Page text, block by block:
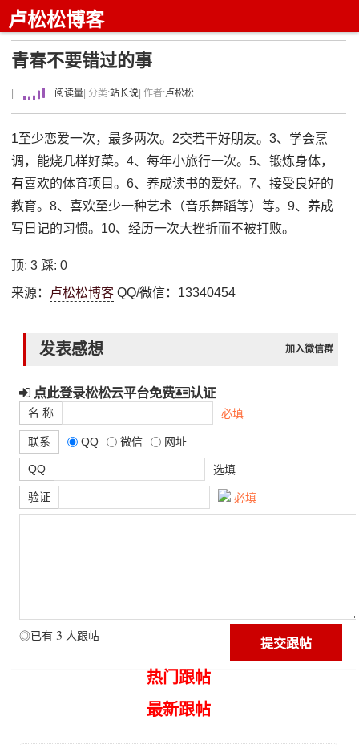
卢松松博客
青春不要错过的事
阅读量 | 分类:站长说 | 作者:卢松松
1至少恋爱一次，最多两次。2交若干好朋友。3、学会烹
调，能烧几样好菜。4、每年小旅行一次。5、锻炼身体，
有喜欢的体育项目。6、养成读书的爱好。7、接受良好的
教育。8、喜欢至少一种艺术（音乐舞蹈等）等。9、养成
写日记的习惯。10、经历一次大挫折而不被打败。
顶:3 踩:0
来源： 卢松松博客 QQ/微信：13340454
发表感想 加入微信群
点此登录松松云平台免费 认证
名 称 必填
联系 QQ 微信 网址
QQ 选填
验证 必填
◎已有 3 人跟帖
热门跟帖
最新跟帖